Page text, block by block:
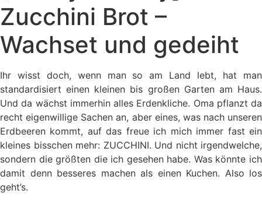
Zucchini Brot –
Wachset und gedeiht
Ihr wisst doch, wenn man so am Land lebt, hat man
standardisiert einen kleinen bis großen Garten am Haus.
Und da wächst immerhin alles Erdenkliche. Oma pflanzt da
recht eigenwillige Sachen an, aber eines, was nach unseren
Erdbeeren kommt, auf das freue ich mich immer fast ein
kleines bisschen mehr: ZUCCHINI. Und nicht irgendwelche,
sondern die größten die ich gesehen habe. Was könnte ich
damit denn besseres machen als einen Kuchen. Also los
geht’s.